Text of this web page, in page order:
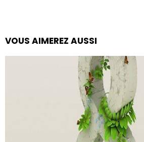
VOUS AIMEREZ AUSSI